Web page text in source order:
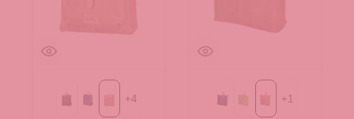
BlackBlueTaupe
+4
Blue Greenbeige
+ 1